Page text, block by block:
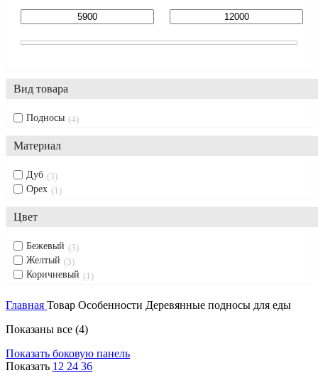
Вид товара
Подносы 4
Материал
Дуб 3
Орех 1
Цвет
Бежевый 3
Желтый 3
Коричневый 1
Главная Товар Особенности Деревянные подносы для еды
Показаны все (4)
Показать боковую панель
Показать 12 24 36